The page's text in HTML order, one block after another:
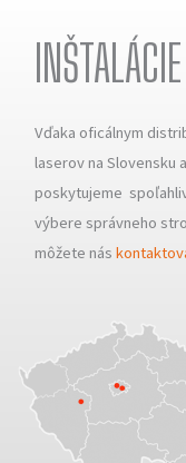
Vďaka oficálnym
laserov na Slovensku
poskytujeme
výbere správneho
môžete nás